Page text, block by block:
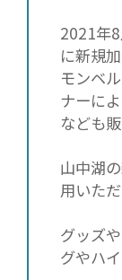
2021年
に新規
モンベ
ナーに
なども
山中湖
用いただ
グッズ
グやハ